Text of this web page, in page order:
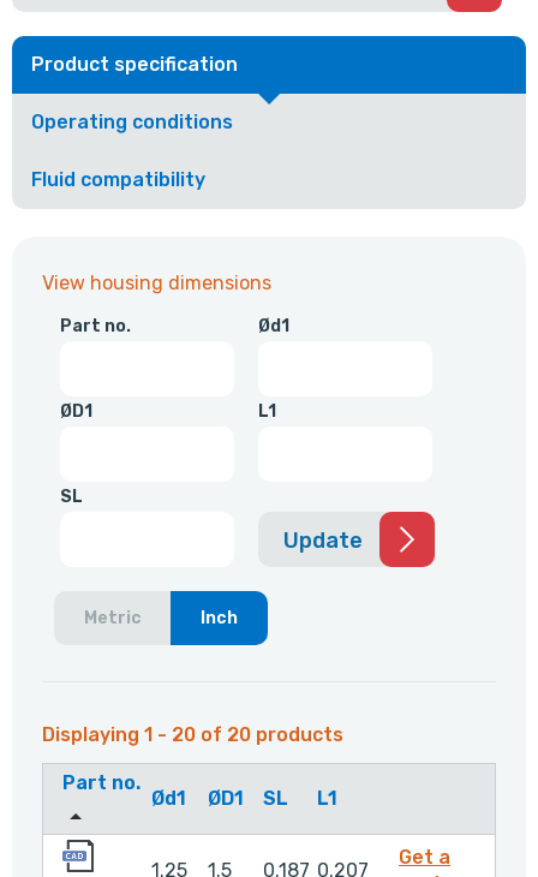
Product specification
Operating conditions
Fluid compatibility
View housing dimensions
Part no. Ød1
ØD1 L1
SL
Update
Metric Inch
Displaying 1 - 20 of 20 products
Part no.
Ød1 ØD1 SL L1
1.25 1.5 0.187 0.207
Get a